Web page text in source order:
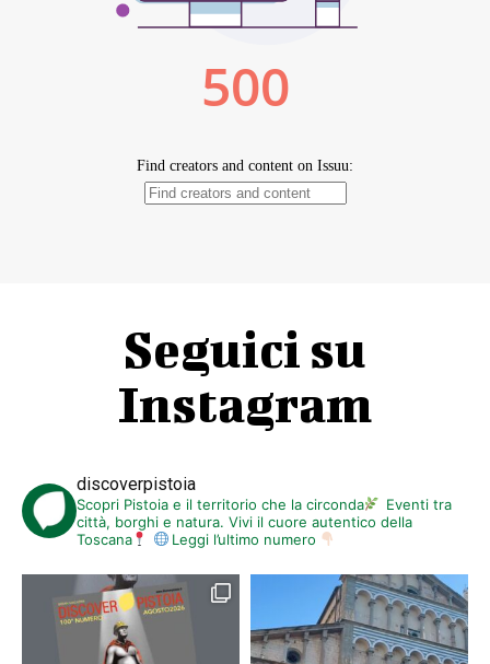
Seguici su
Instagram
discoverpistoia
Scopri Pistoia e il territorio che la circonda
Eventi tra
città, borghi e natura. Vivi il cuore autentico della
Toscana
Leggi l’ultimo numero